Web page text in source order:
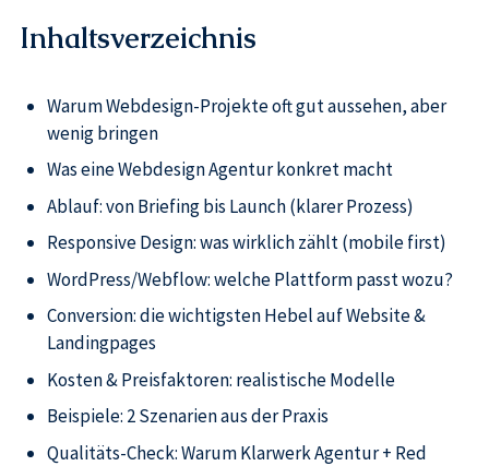
Inhaltsverzeichnis
Warum Webdesign-Projekte oft gut aussehen, aber
wenig bringen
Was eine Webdesign Agentur konkret macht
Ablauf: von Briefing bis Launch (klarer Prozess)
Responsive Design: was wirklich zählt (mobile first)
WordPress/Webflow: welche Plattform passt wozu?
Conversion: die wichtigsten Hebel auf Website &
Landingpages
Kosten & Preisfaktoren: realistische Modelle
Beispiele: 2 Szenarien aus der Praxis
Qualitäts-Check: Warum Klarwerk Agentur + Red